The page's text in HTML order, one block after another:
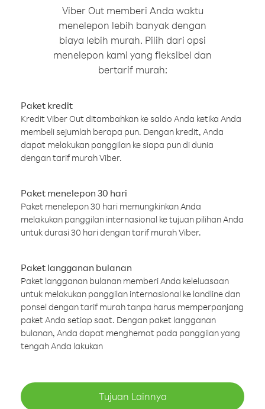
Viber Out memberi Anda waktu
menelepon lebih banyak dengan
biaya lebih murah. Pilih dari opsi
menelepon kami yang fleksibel dan
bertarif murah:
Paket kredit
Kredit Viber Out ditambahkan ke saldo Anda ketika Anda
membeli sejumlah berapa pun. Dengan kredit, Anda
dapat melakukan panggilan ke siapa pun di dunia
dengan tarif murah Viber.
Paket menelepon 30 hari
Paket menelepon 30 hari memungkinkan Anda
melakukan panggilan internasional ke tujuan pilihan Anda
untuk durasi 30 hari dengan tarif murah Viber.
Paket langganan bulanan
Paket langganan bulanan memberi Anda keleluasaan
untuk melakukan panggilan internasional ke landline dan
ponsel dengan tarif murah tanpa harus memperpanjang
paket Anda setiap saat. Dengan paket langganan
bulanan, Anda dapat menghemat pada panggilan yang
tengah Anda lakukan
Tujuan Lainnya